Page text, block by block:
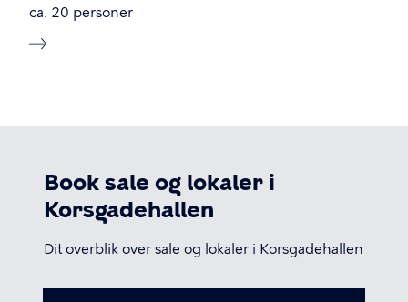
ca. 20 personer
Book sale og lokaler i
Korsgadehallen
Dit overblik over sale og lokaler i Korsgadehallen